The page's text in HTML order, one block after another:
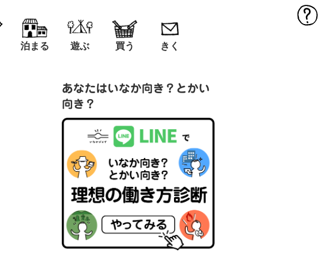
泊まる 遊ぶ 買う きく
あなたはいなか向き？とかい
向き？